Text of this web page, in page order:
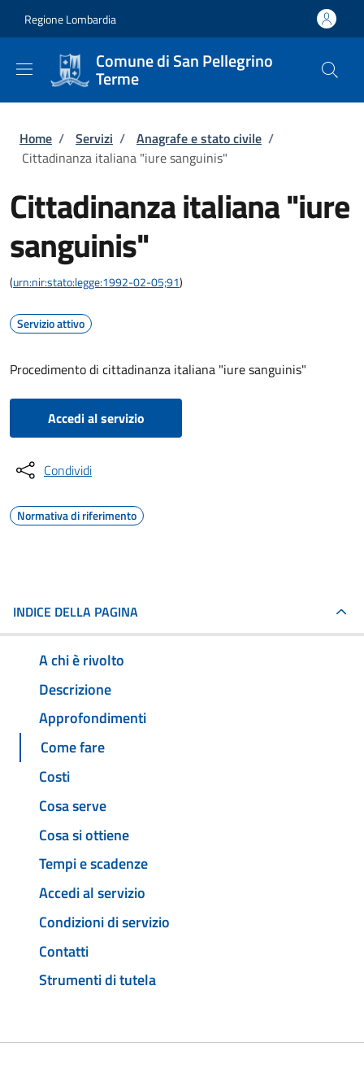
Regione Lombardia
Comune di San Pellegrino
Terme
Briciole di pane
Home / Servizi / Anagrafe e stato civile /
Cittadinanza italiana "iure sanguinis"
Cittadinanza italiana "iure
sanguinis"
(urn:nir:stato:legge:1992-02-05;91)
Servizio attivo
Procedimento di cittadinanza italiana "iure sanguinis"
Accedi al servizio
Condividi
Normativa di riferimento
INDICE DELLA PAGINA
A chi è rivolto
Descrizione
Approfondimenti
Come fare
Costi
Cosa serve
Cosa si ottiene
Tempi e scadenze
Accedi al servizio
Condizioni di servizio
Contatti
Strumenti di tutela